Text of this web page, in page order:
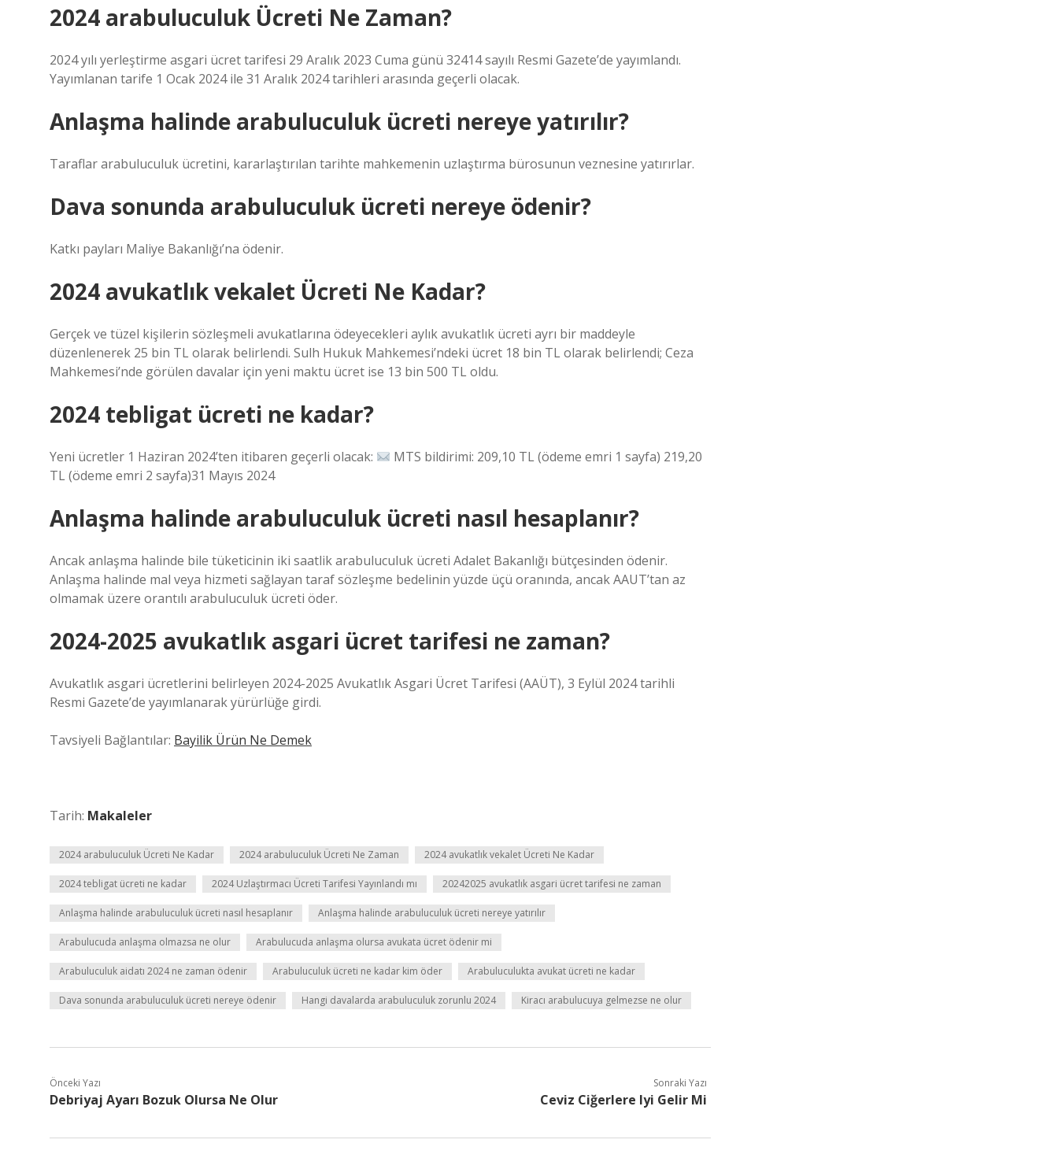
2024 arabuluculuk Ücreti Ne Zaman?
2024 yılı yerleştirme asgari ücret tarifesi 29 Aralık 2023 Cuma günü 32414 sayılı Resmi Gazete’de yayımlandı.
Yayımlanan tarife 1 Ocak 2024 ile 31 Aralık 2024 tarihleri ​​arasında geçerli olacak.
Anlaşma halinde arabuluculuk ücreti nereye yatırılır?
Taraflar arabuluculuk ücretini, kararlaştırılan tarihte mahkemenin uzlaştırma bürosunun veznesine yatırırlar.
Dava sonunda arabuluculuk ücreti nereye ödenir?
Katkı payları Maliye Bakanlığı’na ödenir.
2024 avukatlık vekalet Ücreti Ne Kadar?
Gerçek ve tüzel kişilerin sözleşmeli avukatlarına ödeyecekleri aylık avukatlık ücreti ayrı bir maddeyle
düzenlenerek 25 bin TL olarak belirlendi. Sulh Hukuk Mahkemesi’ndeki ücret 18 bin TL olarak belirlendi; Ceza
Mahkemesi’nde görülen davalar için yeni maktu ücret ise 13 bin 500 TL oldu.
2024 tebligat ücreti ne kadar?
Yeni ücretler 1 Haziran 2024’ten itibaren geçerli olacak:
MTS bildirimi: 209,10 TL (ödeme emri 1 sayfa) 219,20
TL (ödeme emri 2 sayfa)31 Mayıs 2024
Anlaşma halinde arabuluculuk ücreti nasıl hesaplanır?
Ancak anlaşma halinde bile tüketicinin iki saatlik arabuluculuk ücreti Adalet Bakanlığı bütçesinden ödenir.
Anlaşma halinde mal veya hizmeti sağlayan taraf sözleşme bedelinin yüzde üçü oranında, ancak AAUT’tan az
olmamak üzere orantılı arabuluculuk ücreti öder.
2024-2025 avukatlık asgari ücret tarifesi ne zaman?
Avukatlık asgari ücretlerini belirleyen 2024-2025 Avukatlık Asgari Ücret Tarifesi (AAÜT), 3 Eylül 2024 tarihli
Resmi Gazete’de yayımlanarak yürürlüğe girdi.
Tavsiyeli Bağlantılar: Bayilik Ürün Ne Demek
Tarih: Makaleler
2024 arabuluculuk Ücreti Ne Kadar 2024 arabuluculuk Ücreti Ne Zaman 2024 avukatlık vekalet Ücreti Ne Kadar
2024 tebligat ücreti ne kadar 2024 Uzlaştırmacı Ücreti Tarifesi Yayınlandı mı 20242025 avukatlık asgari ücret tarifesi ne zaman
Anlaşma halinde arabuluculuk ücreti nasıl hesaplanır Anlaşma halinde arabuluculuk ücreti nereye yatırılır
Arabulucuda anlaşma olmazsa ne olur Arabulucuda anlaşma olursa avukata ücret ödenir mi
Arabuluculuk aidatı 2024 ne zaman ödenir Arabuluculuk ücreti ne kadar kim öder Arabuluculukta avukat ücreti ne kadar
Dava sonunda arabuluculuk ücreti nereye ödenir Hangi davalarda arabuluculuk zorunlu 2024 Kiracı arabulucuya gelmezse ne olur
Önceki Yazı
Debriyaj Ayarı Bozuk Olursa Ne Olur
Sonraki Yazı
Ceviz Ciğerlere Iyi Gelir Mi